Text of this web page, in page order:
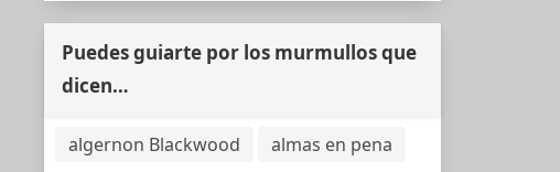
Puedes guiarte por los murmullos que
dicen…
algernon Blackwood
almas en pena